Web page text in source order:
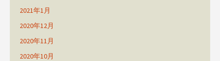
2021年1月
2020年12月
2020年11月
2020年10月